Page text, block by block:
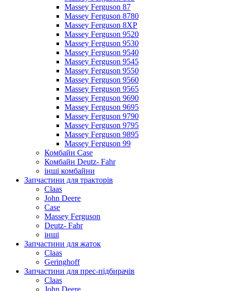
Massey Ferguson 87
Massey Ferguson 8780
Massey Ferguson 8XP
Massey Ferguson 9520
Massey Ferguson 9530
Massey Ferguson 9540
Massey Ferguson 9545
Massey Ferguson 9550
Massey Ferguson 9560
Massey Ferguson 9565
Massey Ferguson 9690
Massey Ferguson 9695
Massey Ferguson 9790
Massey Ferguson 9795
Massey Ferguson 9895
Massey Ferguson 99
Комбайн Case
Комбайн Deutz- Fahr
інші комбайни
Запчастини для тракторів
Claas
John Deere
Case
Massey Ferguson
Deutz- Fahr
інші
Запчастини для жаток
Claas
Geringhoff
Запчастини для прес-підбирачів
Claas
John Deere